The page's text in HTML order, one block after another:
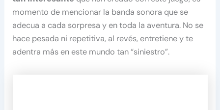
momento de mencionar la banda sonora que se
adecua a cada sorpresa y en toda la aventura. No se
hace pesada ni repetitiva, al revés, entretiene y te
adentra más en este mundo tan “siniestro”.